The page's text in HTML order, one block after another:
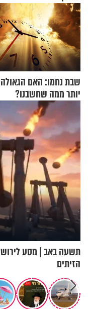
שבת נחמו: האם
יותר ממה שחשבנו?
תשעה באב | מסע
הזיתים